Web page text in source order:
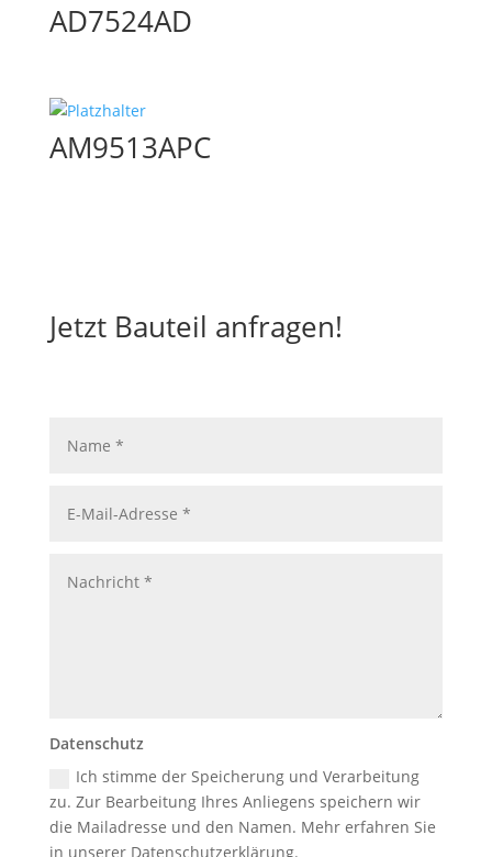
AD7524AD
AM9513APC
Jetzt Bauteil anfragen!
Datenschutz
Ich stimme der Speicherung und Verarbeitung
zu. Zur Bearbeitung Ihres Anliegens speichern wir
die Mailadresse und den Namen. Mehr erfahren Sie
in unserer Datenschutzerklärung.